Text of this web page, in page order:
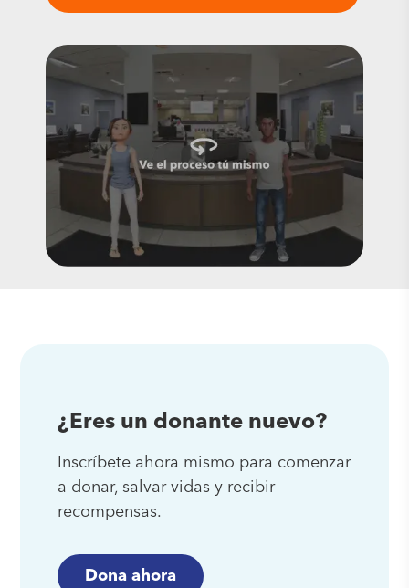
¿Eres un donante nuevo?
Inscríbete ahora mismo para comenzar
a donar, salvar vidas y recibir
recompensas.
Dona ahora